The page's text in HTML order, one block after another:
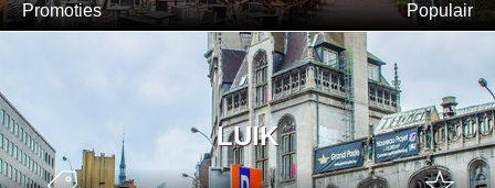
Promoties Populair
LUIK